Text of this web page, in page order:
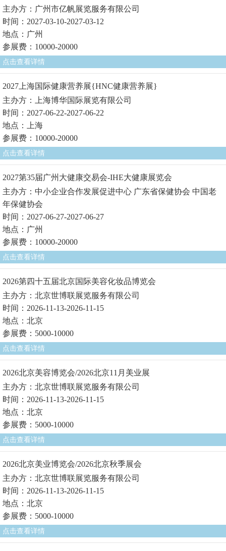
主办方：广州市亿帆展览服务有限公司
时间：2027-03-10-2027-03-12
地点：广州
参展费：10000-20000
点击查看详情
2027上海国际健康营养展{HNC健康营养展}
主办方：上海博华国际展览有限公司
时间：2027-06-22-2027-06-22
地点：上海
参展费：10000-20000
点击查看详情
2027第35届广州大健康交易会-IHE大健康展览会
主办方：中小企业合作发展促进中心 广东省保健协会 中国老
年保健协会
时间：2027-06-27-2027-06-27
地点：广州
参展费：10000-20000
点击查看详情
2026第四十五届北京国际美容化妆品博览会
主办方：北京世博联展览服务有限公司
时间：2026-11-13-2026-11-15
地点：北京
参展费：5000-10000
点击查看详情
2026北京美容博览会/2026北京11月美业展
主办方：北京世博联展览服务有限公司
时间：2026-11-13-2026-11-15
地点：北京
参展费：5000-10000
点击查看详情
2026北京美业博览会/2026北京秋季展会
主办方：北京世博联展览服务有限公司
时间：2026-11-13-2026-11-15
地点：北京
参展费：5000-10000
点击查看详情